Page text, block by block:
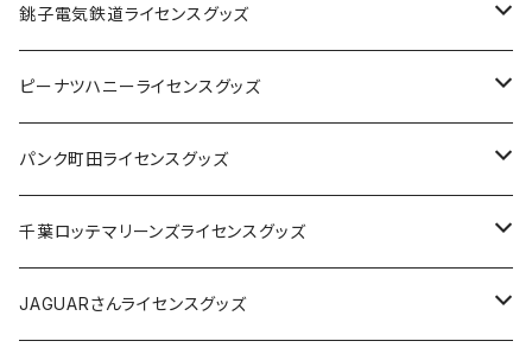
Tシャツ
キャップ
ステッカー
缶バッジ
ホテルキーホルダー
銚子電気鉄道ライセンスグッズ
ステッカー
缶バッジ
アクリルキーホルダー
ホテルキーホルダー
ピーナツハニーライセンスグッズ
Tシャツ
キャップ
バッグ
パンク町田ライセンスグッズ
Tシャツ
キャップ
千葉ロッテマリーンズライセンスグッズ
ステッカー
JAGUARさんライセンスグッズ